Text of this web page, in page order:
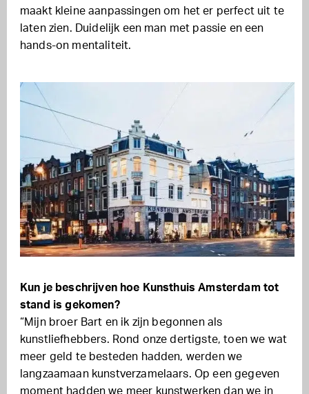
maakt kleine aanpassingen om het er perfect uit te
laten zien. Duidelijk een man met passie en een
hands-on mentaliteit.
Kun je beschrijven hoe Kunsthuis Amsterdam tot
stand is gekomen?
“Mijn broer Bart en ik zijn begonnen als
kunstliefhebbers. Rond onze dertigste, toen we wat
meer geld te besteden hadden, werden we
langzaamaan kunstverzamelaars. Op een gegeven
moment hadden we meer kunstwerken dan we in